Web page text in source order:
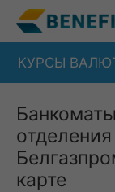
КУРСЫ
карте